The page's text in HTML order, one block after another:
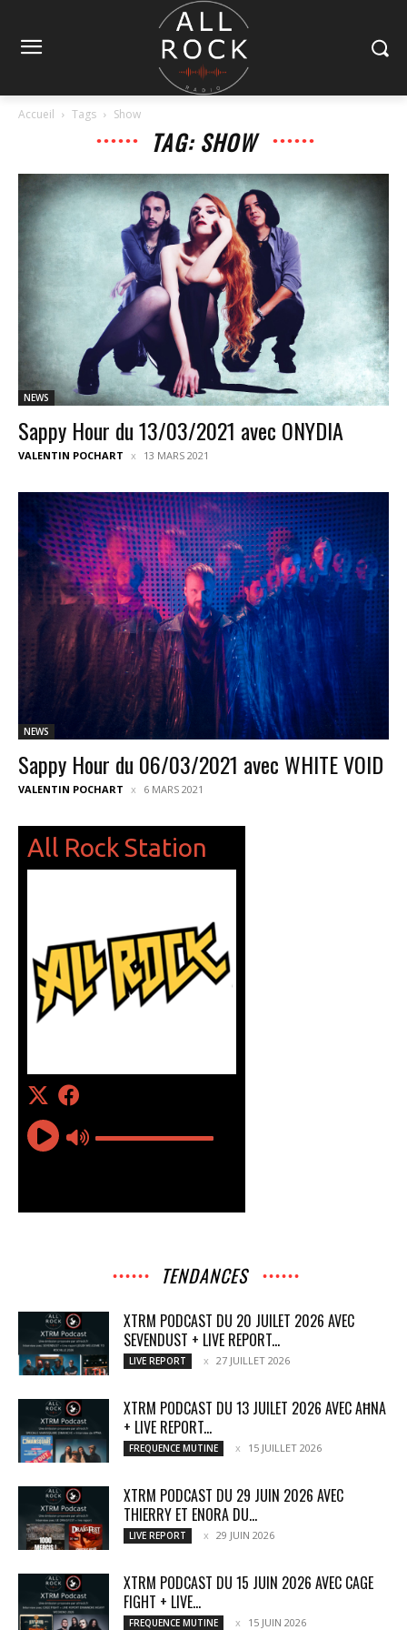
Accueil Tags Show
TAG: SHOW
NEWS
Sappy Hour du 13/03/2021 avec ONYDIA
VALENTIN POCHART 13 MARS 2021
NEWS
Sappy Hour du 06/03/2021 avec WHITE VOID
VALENTIN POCHART 6 MARS 2021
TENDANCES
XTRM PODCAST DU 20 JUILET 2026 AVEC
SEVENDUST + LIVE REPORT...
LIVE REPORT 27 JUILLET 2026
XTRM PODCAST DU 13 JUILET 2026 AVEC AĦNA
+ LIVE REPORT...
FREQUENCE MUTINE 15 JUILLET 2026
XTRM PODCAST DU 29 JUIN 2026 AVEC
THIERRY ET ENORA DU...
LIVE REPORT 29 JUIN 2026
XTRM PODCAST DU 15 JUIN 2026 AVEC CAGE
FIGHT + LIVE...
FREQUENCE MUTINE 15 JUIN 2026